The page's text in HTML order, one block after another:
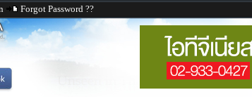
Forgot Password ??